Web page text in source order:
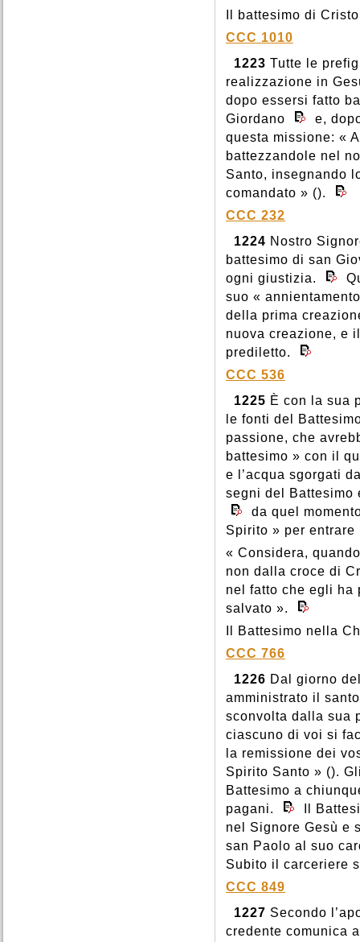
Il battesimo di Cristo
CCC 1010
1223 Tutte le
realizzazione in
dopo essersi fatto
Giordano
e,
questa missione: «
battezzandole nel
Santo, insegnando
comandato » ().
CCC 232
1224 Nostro
battesimo di san
ogni giustizia.
suo «
della prima
nuova creazione, e
prediletto.
CCC 536
1225 È con la sua
le fonti del
passione, che
battesimo » con il
e l’acqua sgorgati
segni del Battesimo
da quel
Spirito » per
« Considera,
non dalla croce di
nel fatto che egli ha
salvato ».
Il Battesimo nella
CCC 766
1226 Dal giorno
amministrato il
sconvolta dalla sua
ciascuno di voi si
la remissione dei
Spirito Santo » ().
Battesimo a
pagani.
Il
nel Signore Gesù e
san Paolo al suo
Subito il carceriere
CCC 849
1227 Secondo
credente comunica